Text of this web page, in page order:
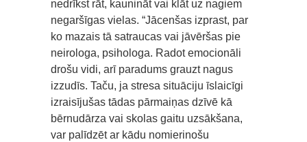
nedrīkst rāt, kaunināt vai klāt uz nagiem
negaršīgas vielas. “Jācenšas izprast, par
ko mazais tā satraucas vai jāvēršas pie
neirologa, psihologa. Radot emocionāli
drošu vidi, arī paradums grauzt nagus
izzudīs. Taču, ja stresa situāciju īslaicīgi
izraisījušas tādas pārmaiņas dzīvē kā
bērnudārza vai skolas gaitu uzsākšana,
var palīdzēt ar kādu nomierinošu